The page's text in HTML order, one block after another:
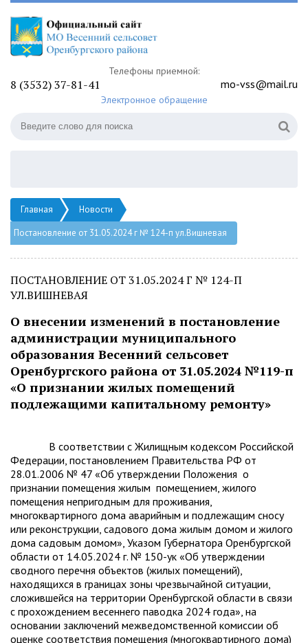
Телефоны приемной:
8 (3532) 37-81-41 mo-vss@mail.ru
Электронное обращение
Главная
Новости
Постановление от 31.05.2024 г № 124-п ул.Вишневая
ПОСТАНОВЛЕНИЕ ОТ 31.05.2024 Г № 124-П
УЛ.ВИШНЕВАЯ
О внесении изменений в постановление
администрации муниципального
образования Весенний сельсовет
Оренбургского района от 31.05.2024 №119-п
«О признании жилых помещений
подлежащими капитальному ремонту»
В соответствии с Жилищным кодексом Российской
Федерации, постановлением Правительства РФ от
28.01.2006 № 47 «Об утверждении Положения о
признании помещения жилым помещением, жилого
помещения непригодным для проживания,
многоквартирного дома аварийным и подлежащим сносу
или реконструкции, садового дома жилым домом и жилого
дома садовым домом», Указом Губернатора Оренбургской
области от 14.05.2024 г. № 150-ук «Об утверждении
сводного перечня объектов (жилых помещений),
находящихся в границах зоны чрезвычайной ситуации,
сложившейся на территории Оренбургской области в связи
с прохождением весеннего паводка 2024 года», на
основании заключений межведомственной комиссии об
оценке соответствия помещения (многоквартирного дома)